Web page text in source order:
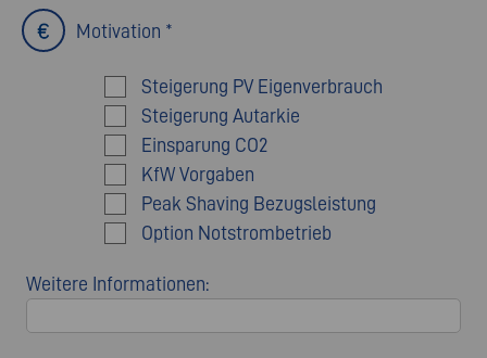
Motivation *
Steigerung PV Eigenverbrauch
Steigerung Autarkie
Einsparung CO2
KfW Vorgaben
Peak Shaving Bezugsleistung
Option Notstrombetrieb
Weitere Informationen: